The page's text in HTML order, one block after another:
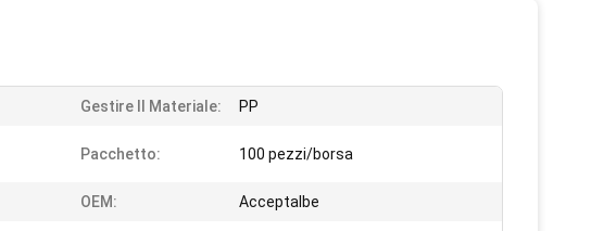
Gestire Il Materiale: PP
Pacchetto: 100 pezzi/borsa
OEM: Acceptalbe